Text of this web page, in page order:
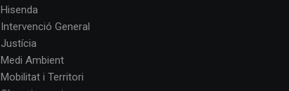
Hisenda
Intervenció General
Justícia
Medi Ambient
Mobilitat i Territori